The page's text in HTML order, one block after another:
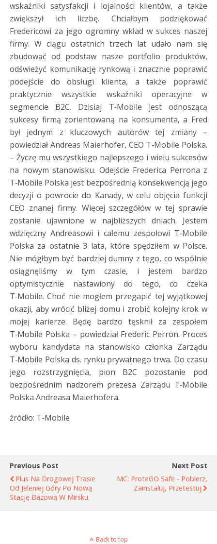
wskaźniki satysfakcji i lojalności klientów, a także
zwiększył ich liczbę. Chciałbym podziękować
Fredericowi za jego ogromny wkład w sukces naszej
firmy. W ciągu ostatnich trzech lat udało nam się
zbudować od podstaw nasze portfolio produktów,
odświeżyć komunikację rynkową i znacznie poprawić
podejście do obsługi klienta, a także poprawić
praktycznie wszystkie wskaźniki operacyjne w
segmencie B2C. Dzisiaj T‑Mobile jest odnoszącą
sukcesy firmą zorientowaną na konsumenta, a Fred
był jednym z kluczowych autorów tej zmiany –
powiedział Andreas Maierhofer, CEO T‑Mobile Polska.
– Życzę mu wszystkiego najlepszego i wielu sukcesów
na nowym stanowisku. Odejście Frederica Perrona z
T‑Mobile Polska jest bezpośrednią konsekwencją jego
decyzji o powrocie do Kanady, w celu objęcia funkcji
CEO znanej firmy. Więcej szczegółów w tej sprawie
zostanie ujawnione w najbliższych dniach. Jestem
wdzięczny Andreasowi i całemu zespołowi T‑Mobile
Polska za ostatnie 3 lata, które spędziłem w Polsce.
Nie mógłbym być bardziej dumny z tego, co wspólnie
osiągnęliśmy w tym czasie, i jestem bardzo
optymistycznie nastawiony do tego, co czeka
T‑Mobile. Choć nie mogłem przegapić tej wyjątkowej
okazji, aby wrócić bliżej domu i zrobić kolejny krok w
mojej karierze. Będę bardzo tęsknił za zespołem
T‑Mobile Polska – powiedział Frederic Perron. Proces
wyboru kandydata na stanowisko członka Zarządu
T‑Mobile Polska ds. rynku prywatnego trwa. Do czasu
jego rozstrzygnięcia, pion B2C pozostanie pod
bezpośrednim nadzorem prezesa Zarządu T‑Mobile
Polska Andreasa Maierhofera.
źródło: T-Mobile
Previous Post
Plus Na Drogowej Trasie
Od Jeleniej Góry Po Nową
Stację Bazową W Mirsku
Next Post
MC: ProteGO Safe - Pobierz,
Zainstaluj, Przetestuj
Back to top